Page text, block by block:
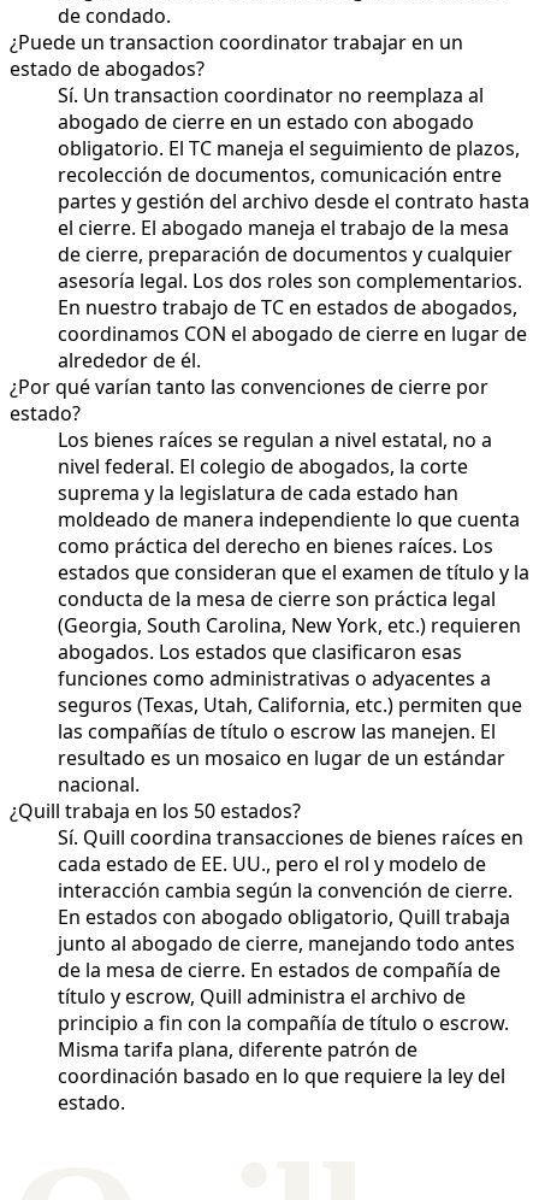
de condado.
¿Puede un transaction coordinator trabajar en un
estado de abogados?
Sí. Un transaction coordinator no reemplaza al
abogado de cierre en un estado con abogado
obligatorio. El TC maneja el seguimiento de plazos,
recolección de documentos, comunicación entre
partes y gestión del archivo desde el contrato hasta
el cierre. El abogado maneja el trabajo de la mesa
de cierre, preparación de documentos y cualquier
asesoría legal. Los dos roles son complementarios.
En nuestro trabajo de TC en estados de abogados,
coordinamos CON el abogado de cierre en lugar de
alrededor de él.
¿Por qué varían tanto las convenciones de cierre por
estado?
Los bienes raíces se regulan a nivel estatal, no a
nivel federal. El colegio de abogados, la corte
suprema y la legislatura de cada estado han
moldeado de manera independiente lo que cuenta
como práctica del derecho en bienes raíces. Los
estados que consideran que el examen de título y la
conducta de la mesa de cierre son práctica legal
(Georgia, South Carolina, New York, etc.) requieren
abogados. Los estados que clasificaron esas
funciones como administrativas o adyacentes a
seguros (Texas, Utah, California, etc.) permiten que
las compañías de título o escrow las manejen. El
resultado es un mosaico en lugar de un estándar
nacional.
¿Quill trabaja en los 50 estados?
Sí. Quill coordina transacciones de bienes raíces en
cada estado de EE. UU., pero el rol y modelo de
interacción cambia según la convención de cierre.
En estados con abogado obligatorio, Quill trabaja
junto al abogado de cierre, manejando todo antes
de la mesa de cierre. En estados de compañía de
título y escrow, Quill administra el archivo de
principio a fin con la compañía de título o escrow.
Misma tarifa plana, diferente patrón de
coordinación basado en lo que requiere la ley del
estado.